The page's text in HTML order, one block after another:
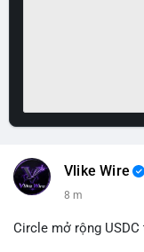
Vlike Wire
8 m
Circle mở rộng USDC